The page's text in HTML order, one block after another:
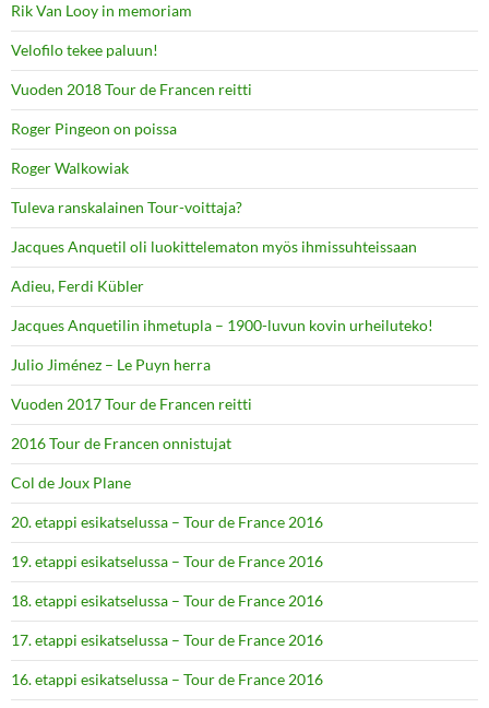
Rik Van Looy in memoriam
Velofilo tekee paluun!
Vuoden 2018 Tour de Francen reitti
Roger Pingeon on poissa
Roger Walkowiak
Tuleva ranskalainen Tour-voittaja?
Jacques Anquetil oli luokittelematon myös ihmissuhteissaan
Adieu, Ferdi Kübler
Jacques Anquetilin ihmetupla – 1900-luvun kovin urheiluteko!
Julio Jiménez – Le Puyn herra
Vuoden 2017 Tour de Francen reitti
2016 Tour de Francen onnistujat
Col de Joux Plane
20. etappi esikatselussa – Tour de France 2016
19. etappi esikatselussa – Tour de France 2016
18. etappi esikatselussa – Tour de France 2016
17. etappi esikatselussa – Tour de France 2016
16. etappi esikatselussa – Tour de France 2016